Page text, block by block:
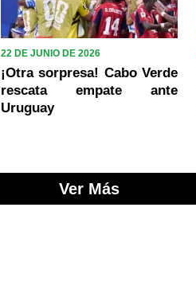
22 DE JUNIO DE 2026
¡Otra sorpresa! Cabo Verde
rescata empate ante
Uruguay
Ver Más